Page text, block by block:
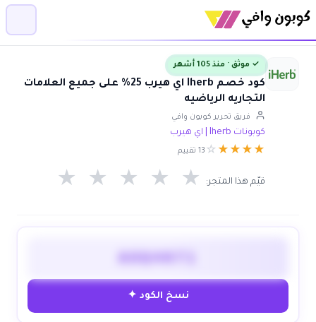
✓ موثق · منذ 105 أشهر
كود خصم Iherb اي هيرب 25% على جميع العلامات
التجاريه الرياضيه
فريق تحرير كوبون وافي
كوبونات Iherb | اي هيرب
★
★
★
★
☆ 13 تقييم
قيّم هذا المتجر: ★ ★ ★ ★ ★
نسخ الكود ✦